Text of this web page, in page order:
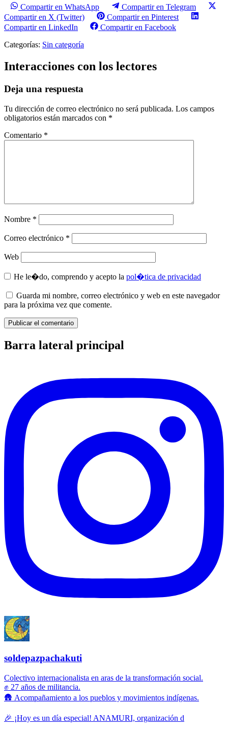
Compartir en WhatsApp
Compartir en Telegram
Compartir en X (Twitter)
Compartir en Pinterest
Compartir en LinkedIn
Compartir en Facebook
Categorías: Sin categoría
Interacciones con los lectores
Deja una respuesta
Tu dirección de correo electrónico no será publicada. Los campos
obligatorios están marcados con *
Comentario *
Nombre *
Correo electrónico *
Web
He le�do, comprendo y acepto la pol�tica de privacidad
Guarda mi nombre, correo electrónico y web en este navegador
para la próxima vez que comente.
Barra lateral principal
soldepazpachakuti
Colectivo internacionalista en aras de la transformación social.
✊ 27 años de militancia.
🛖 Acompañamiento a los pueblos y movimientos indígenas.
🎉 ¡Hoy es un día especial! ANAMURI, organización d